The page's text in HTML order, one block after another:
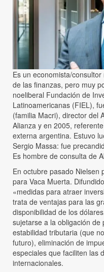
Es un economista/
de las finanzas, pero muy
noeliberal Fundación de
Latinoamericanas (FIEL),
(familia Macri), director del
Alianza y en 2005,
externa argentina. Estuvo
Sergio Massa: fue
Es hombre de consulta de
En octubre pasado Nielsen
para Vaca Muerta.
«medidas para atraer
trata de ventajas para las
disponibilidad de los
sujetarse a la obligación
estabilidad tributaria (que
futuro), eliminación de
especiales que faciliten las
internacionales.